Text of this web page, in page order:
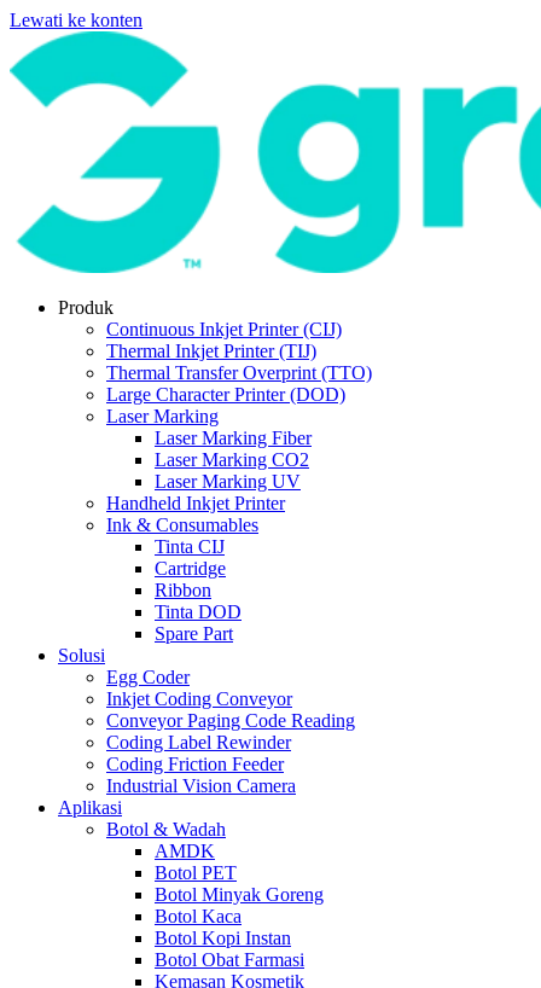
Lewati ke konten
Produk
Continuous Inkjet Printer (CIJ)
Thermal Inkjet Printer (TIJ)
Thermal Transfer Overprint (TTO)
Large Character Printer (DOD)
Laser Marking
Laser Marking Fiber
Laser Marking CO2
Laser Marking UV
Handheld Inkjet Printer
Ink & Consumables
Tinta CIJ
Cartridge
Ribbon
Tinta DOD
Spare Part
Solusi
Egg Coder
Inkjet Coding Conveyor
Conveyor Paging Code Reading
Coding Label Rewinder
Coding Friction Feeder
Industrial Vision Camera
Aplikasi
Botol & Wadah
AMDK
Botol PET
Botol Minyak Goreng
Botol Kaca
Botol Kopi Instan
Botol Obat Farmasi
Kemasan Kosmetik